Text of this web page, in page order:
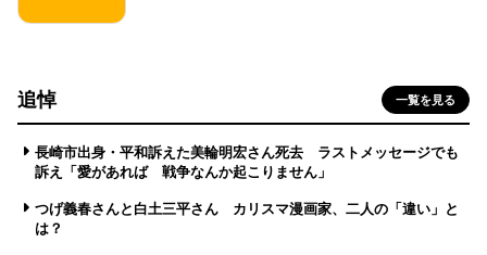
追悼 一覧を見る
長崎市出身・平和訴えた美輪明宏さん死去 ラストメッセージでも
訴え「愛があれば 戦争なんか起こりません」
つげ義春さんと白土三平さん カリスマ漫画家、二人の「違い」と
は？